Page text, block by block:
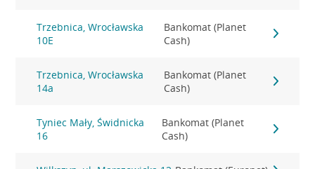
Trzebnica, Wrocławska
10E
Bankomat (Planet
Cash)
Trzebnica, Wrocławska
14a
Bankomat (Planet
Cash)
Tyniec Mały, Świdnicka
16
Bankomat (Planet
Cash)